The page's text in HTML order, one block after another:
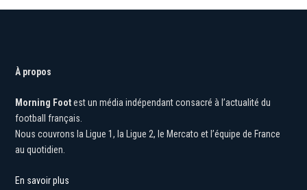
À propos
Morning Foot
est un média indépendant consacré à l’actualité du
football français.
Nous couvrons la Ligue 1, la Ligue 2, le Mercato et l’équipe de France
au quotidien.